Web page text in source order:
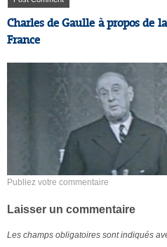
Charles de Gaulle à propos de
France
Publiez votre commentaire
Laisser un commentaire
Les champs obligatoires sont indiqués